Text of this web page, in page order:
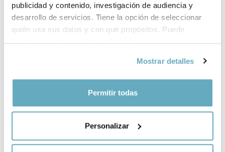
publicidad y contenido, investigación de audiencia y
desarrollo de servicios. Tiene la opción de seleccionar
quién usa sus datos y con qué propósitos. Puede
cambiar o retirar su consentimiento en cualquier
Si lo permite, también quisiéramos:
geográfica que puede tener una precisión de varios
Identificar su dispositivo analizándolo activamente
Mostrar detalles
Permitir todas
Personalizar
Tu futuro
Rita Levi-Montalcini
Ramón y Cajal. Un Nobel
de antología
Santiago Ramón y Cajal